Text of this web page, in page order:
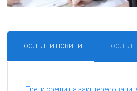
ПОСЛЕДНИ НОВИНИ
Трети срещи на